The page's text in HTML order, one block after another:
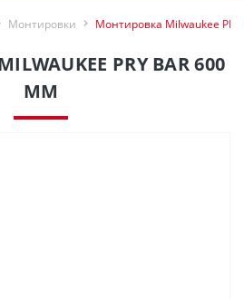
Монтировки Монтировка Milwaukee
PRY BAR 600
ММ